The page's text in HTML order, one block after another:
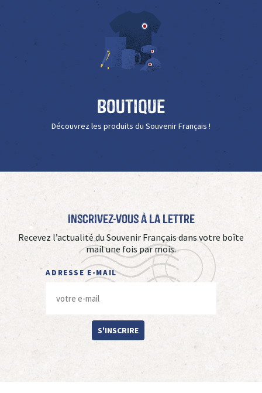
Boutique
Découvrez les produits du Souvenir Français !
Inscrivez-vous à La Lettre
Recevez l’actualité du Souvenir Français dans votre boîte
mail une fois par mois.
ADRESSE E-MAIL
S'INSCRIRE